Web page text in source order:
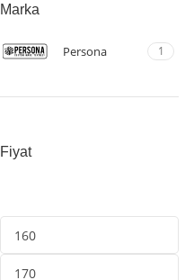
Marka
Persona 1
Fiyat